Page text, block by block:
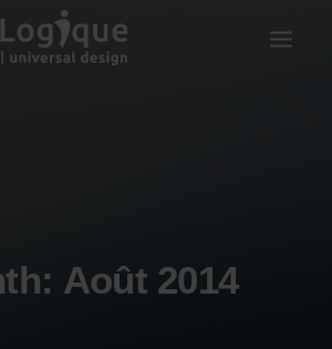
Août 2014